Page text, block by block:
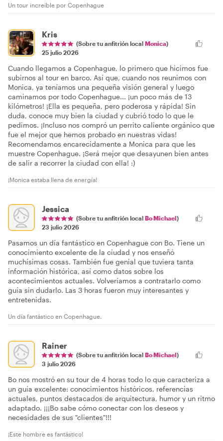
Un tour increíble por Copenhague
Kris
(Sobre tu anfitrión local Monica)
25 julio 2026
Cuando llegamos a Copenhague, lo primero que hicimos fue
subirnos al tour en barco. Así que, cuando nos reunimos con
Monica, ya teníamos una pequeña visión general y luego
caminamos por todo Copenhague... ¡un poco más de 13
kilómetros! ¡Ella es pequeña, pero poderosa y rápida! Sin
duda, conoce muy bien la ciudad y cubrió todo lo que le
pedimos. ¡Incluso nos compró un perrito caliente orgánico que
fue el mejor que hemos probado en nuestras vidas!
Recomendamos encarecidamente a Monica para que les
muestre Copenhague. ¡Será mejor que desayunen bien antes
de salir a recorrer la ciudad con ella! :)
¡Monica estaba llena de energía!
Jessica
(Sobre tu anfitrión local Bo Michael)
23 julio 2026
Pasamos un día fantástico en Copenhague con Bo. Tiene un
conocimiento excelente de la ciudad y nos enseñó
muchísimas cosas. También fue genial que tuviera tanta
información histórica, así como datos sobre los
acontecimientos actuales. Volveríamos a contratarlo como
guía sin dudarlo. Las 3 horas fueron muy interesantes y
entretenidas.
Un día fantástico en Copenhague.
Rainer
(Sobre tu anfitrión local Bo Michael)
3 julio 2026
Bo nos mostró en su tour de 4 horas todo lo que caracteriza a
un guía excelente: conocimientos históricos, referencias
actuales, puntos destacados de arquitectura, humor y un ritmo
adaptado. ¡¡¡Bo sabe cómo conectar con los deseos y
necesidades de sus "clientes"!!!
¡Este hombre es fantástico!